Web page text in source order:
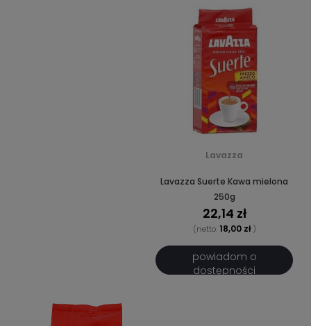
Lavazza
Lavazza Suerte Kawa mielona
250g
22,14 zł
(netto: 18,00 zł)
powiadom o
dostępności